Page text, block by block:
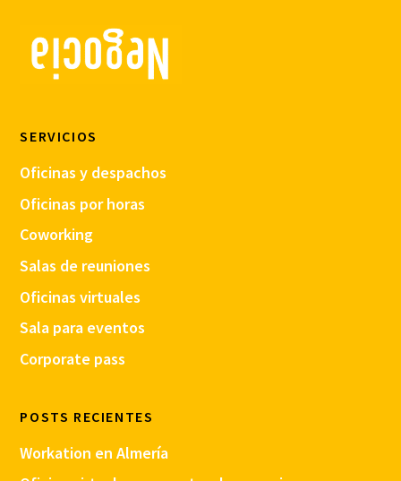
SERVICIOS
Oficinas y despachos
Oficinas por horas
Coworking
Salas de reuniones
Oficinas virtuales
Sala para eventos
Corporate pass
POSTS RECIENTES
Workation en Almería